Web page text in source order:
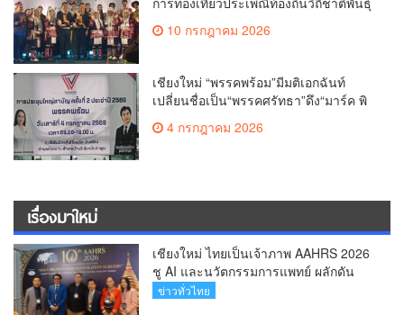
ล้านนา(คลิป)
10 กรกฎาคม 2026
เชียงใหม่ “พรรคพร้อม”มีมติเอกฉันท์
เปลี่ยนชื่อเป็น“พรรคศรัทธา”ดึง“มาร์ค พิ
4 กรกฎาคม 2026
เรื่องมาใหม่
เชียงใหม่ ไทยเป็นเจ้าภาพ AAHRS 2026
ชู AI และนวัตกรรมการแพทย์ ผลักดัน
Medical Hub และศูนย์กลางปลูกผมแห่ง
ข่าวทั่วไทย